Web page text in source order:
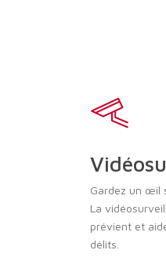
Gardez un œil
La
prévient et
délits.